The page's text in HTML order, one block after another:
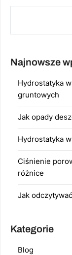
Najnowsze
Hydrostatyka
gruntowych
Jak opady
Hydrostatyka
Ciśnienie
różnice
Jak
Kategorie
Blog